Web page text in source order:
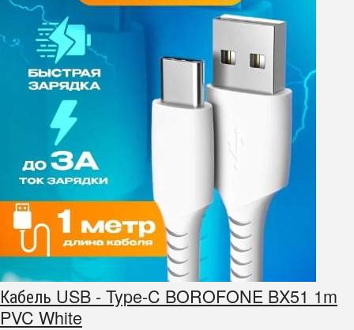
Кабель USB - Type-C BOROFONE BX51 1m
PVC White